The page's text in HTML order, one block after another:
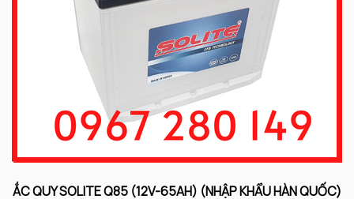
ẮC QUY SOLITE Q85 (12V-65AH) (NHẬP KHẨU HÀN QUỐC)